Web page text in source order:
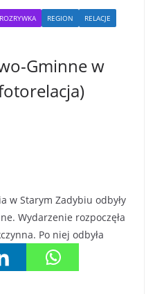
REGION
RELACJE
Gminne w
w Starym Zadybiu odbyły
Wydarzenie rozpoczęła
Po niej odbyła